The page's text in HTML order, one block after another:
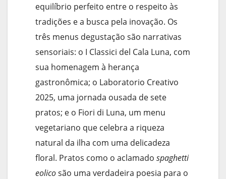
equilíbrio perfeito entre o respeito às
tradições e a busca pela inovação. Os
três menus degustação são narrativas
sensoriais: o I Classici del Cala Luna, com
sua homenagem à herança
gastronômica; o Laboratorio Creativo
2025, uma jornada ousada de sete
pratos; e o Fiori di Luna, um menu
vegetariano que celebra a riqueza
natural da ilha com uma delicadeza
floral. Pratos como o aclamado spaghetti
eolicosão uma verdadeira poesia para o